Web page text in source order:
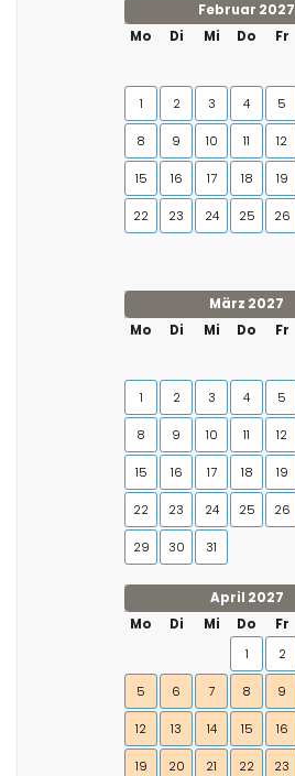
Februar 2027
Mo
Di Mi Do Fr
1 2 3 4 5
8 9 10 11 12
15 16 17 18 19
22 23 24 25 26
März 2027
Mo
Di Mi Do Fr
1 2 3 4 5
8 9 10 11 12
15 16 17 18 19
22 23 24 25 26
29 30 31
April 2027
Mo
Di Mi Do Fr
1
2
5 6 7 8 9
12 13 14 15 16
19 20 21 22 23